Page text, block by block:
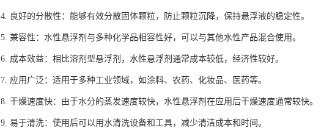
4. 良好的分散性：能够有效分散固体颗粒，防止颗粒沉降，保持悬浮液的稳定性。
5. 兼容性：水性悬浮剂与多种化学品相容性好，可以与其他水性产品混合使用。
6. 成本效益：相比溶剂型悬浮剂，水性悬浮剂通常成本较低，经济性较好。
7. 应用广泛：适用于多种工业领域，如涂料、农药、化妆品、医药等。
8. 干燥速度快：由于水分的蒸发速度较快，水性悬浮剂在应用后干燥速度通常较快。
9. 易于清洗：使用后可以用水清洗设备和工具，减少清洁成本和时间。